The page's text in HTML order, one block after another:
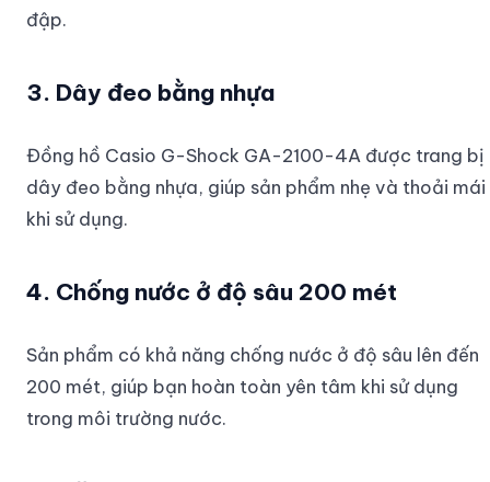
đập.
3. Dây đeo bằng nhựa
Đồng hồ Casio G-Shock GA-2100-4A được trang bị
dây đeo bằng nhựa, giúp sản phẩm nhẹ và thoải mái
khi sử dụng.
4. Chống nước ở độ sâu 200 mét
Sản phẩm có khả năng chống nước ở độ sâu lên đến
200 mét, giúp bạn hoàn toàn yên tâm khi sử dụng
trong môi trường nước.